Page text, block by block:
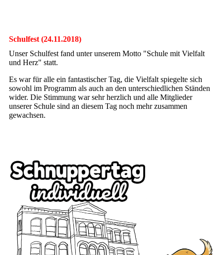
Schulfest (24.11.2018)
Unser Schulfest fand unter unserem Motto "Schule mit Vielfalt
und Herz" statt.
Es war für alle ein fantastischer Tag, die Vielfalt spiegelte sich
sowohl im Programm als auch an den unterschiedlichen Ständen
wider. Die Stimmung war sehr herzlich und alle Mitglieder
unserer Schule sind an diesem Tag noch mehr zusammen
gewachsen.